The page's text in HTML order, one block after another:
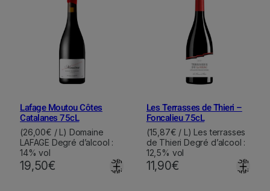
Lafage Moutou Côtes
Catalanes 75cL
(26,00€ / L) Domaine
LAFAGE Degré d’alcool :
14% vol
19,50€
Select
options
Les Terrasses de Thieri –
Foncalieu 75cL
(15,87€ / L) Les terrasses
de Thieri Degré d’alcool :
12,5% vol
11,90€
Select
options